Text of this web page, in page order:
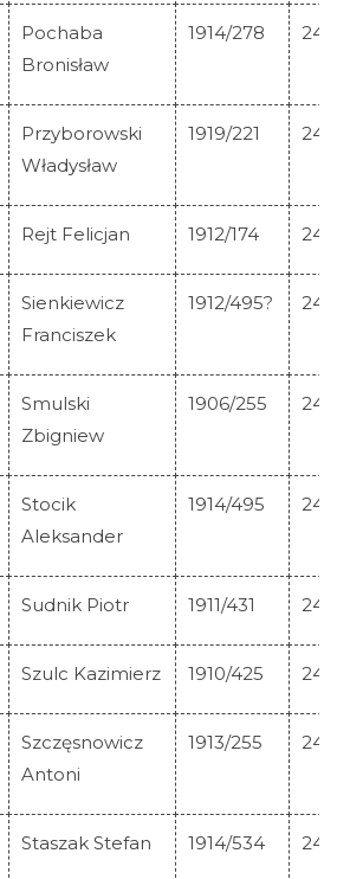
Pochaba
Bronisław
1914/278
Przyborowski
Władysław
1919/221
Rejt Felicjan 1912/174
Sienkiewicz
Franciszek
1912/495?
Smulski
Zbigniew
1906/255
Stocik
Aleksander
1914/495
Sudnik Piotr 1911/431
Szulc Kazimierz 1910/425
Szczęsnowicz
Antoni
1913/255
Staszak Stefan 1914/534